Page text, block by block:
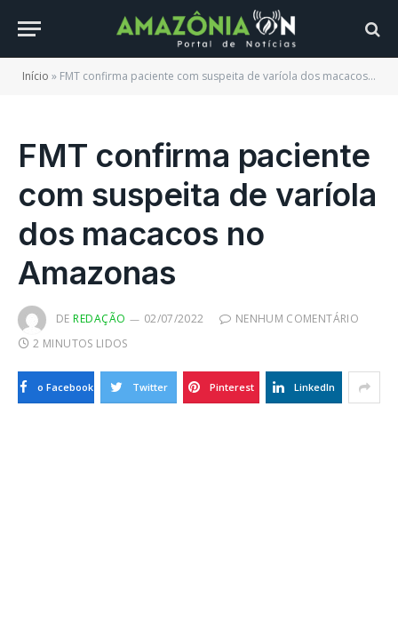
Início » FMT confirma paciente com suspeita de varíola dos macacos no Amazonas
FMT confirma paciente
com suspeita de varíola
dos macacos no
Amazonas
DE REDAÇÃO 02/07/2022
NENHUM COMENTÁRIO
2 MINUTOS LIDOS
o Facebook Twitter Pinterest LinkedIn